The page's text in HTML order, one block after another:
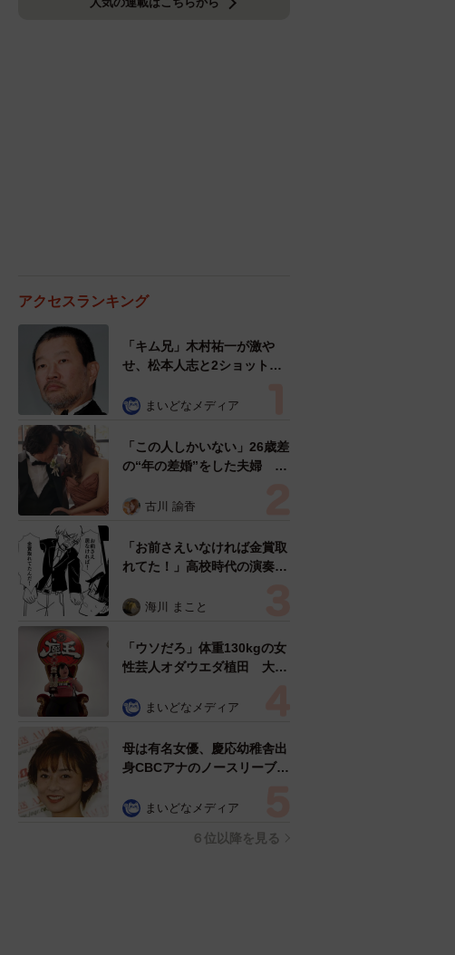
アクセスランキング
「キム兄」木村祐一が激や
せ、松本人志と2ショット
「テキヤの兄さん」
まいどなメディア
「この人しかいない」26歳差
の“年の差婚”をした夫婦 出
た？ 今の思いを聞いた
古川 諭香
「お前さえいなければ金賞取
れてた！」高校時代の演奏会
生は楽器修理職人に 10年後
ぬ申し出【漫画】
海川 まこと
「ウソだろ」体重130kgの女
性芸人オダウエダ植田 大学
で」 まいどなメディア
母は有名女優、慶応幼稚舎出
身CBCアナのノースリーブ姿
る」「天使の笑顔」
まいどなメディア
６位以降を見る